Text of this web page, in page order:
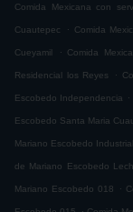
Comida Mexicana con
Cuautepec . Comida
Cueyamil . Comida
Residencial los Reyes .
Escobedo Independencia .
Escobedo Santa Maria
Mariano Escobedo
de Mariano Escobedo
Mariano Escobedo 018 .
.